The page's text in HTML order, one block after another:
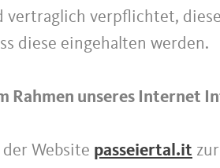
vertraglich verpflichtet,
diese eingehalten werden.
Rahmen unseres Internet
Website passeiertal.it